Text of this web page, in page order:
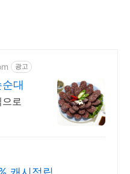
광고
대
로